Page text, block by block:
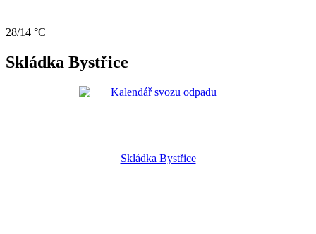
28/14 °C
Skládka Bystřice
Skládka Bystřice